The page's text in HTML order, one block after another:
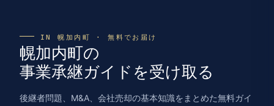
IN 幌加内町 · 無料でお届け
幌加内町の
事業承継ガイドを受け取る
後継者問題、M&A、会社売却の基本知識をまとめた無料ガイ